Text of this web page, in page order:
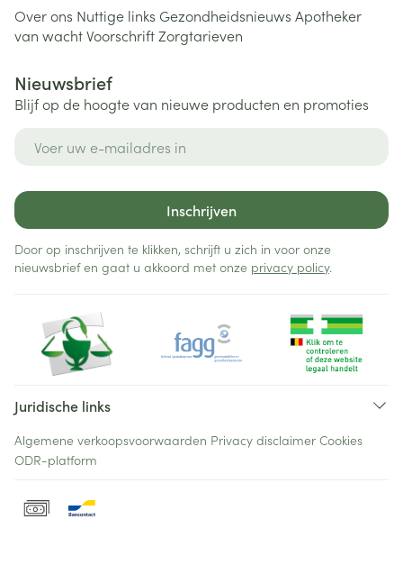
Over ons Nuttige links Gezondheidsnieuws Apotheker
van wachtVoorschriftZorgtarieven
Nieuwsbrief
Blijf op de hoogte van nieuwe producten en promoties
Inschrijven
Door op inschrijven te klikken, schrijft u zich in voor onze
nieuwsbrief en gaat u akkoord met onze privacy policy.
Juridische links
Algemene verkoopsvoorwaarden Privacy disclaimer Cookies
ODR-platform